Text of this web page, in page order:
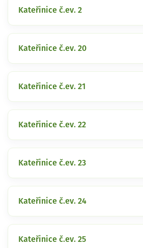
Kateřinice č.ev. 2
Kateřinice č.ev. 20
Kateřinice č.ev. 21
Kateřinice č.ev. 22
Kateřinice č.ev. 23
Kateřinice č.ev. 24
Kateřinice č.ev. 25